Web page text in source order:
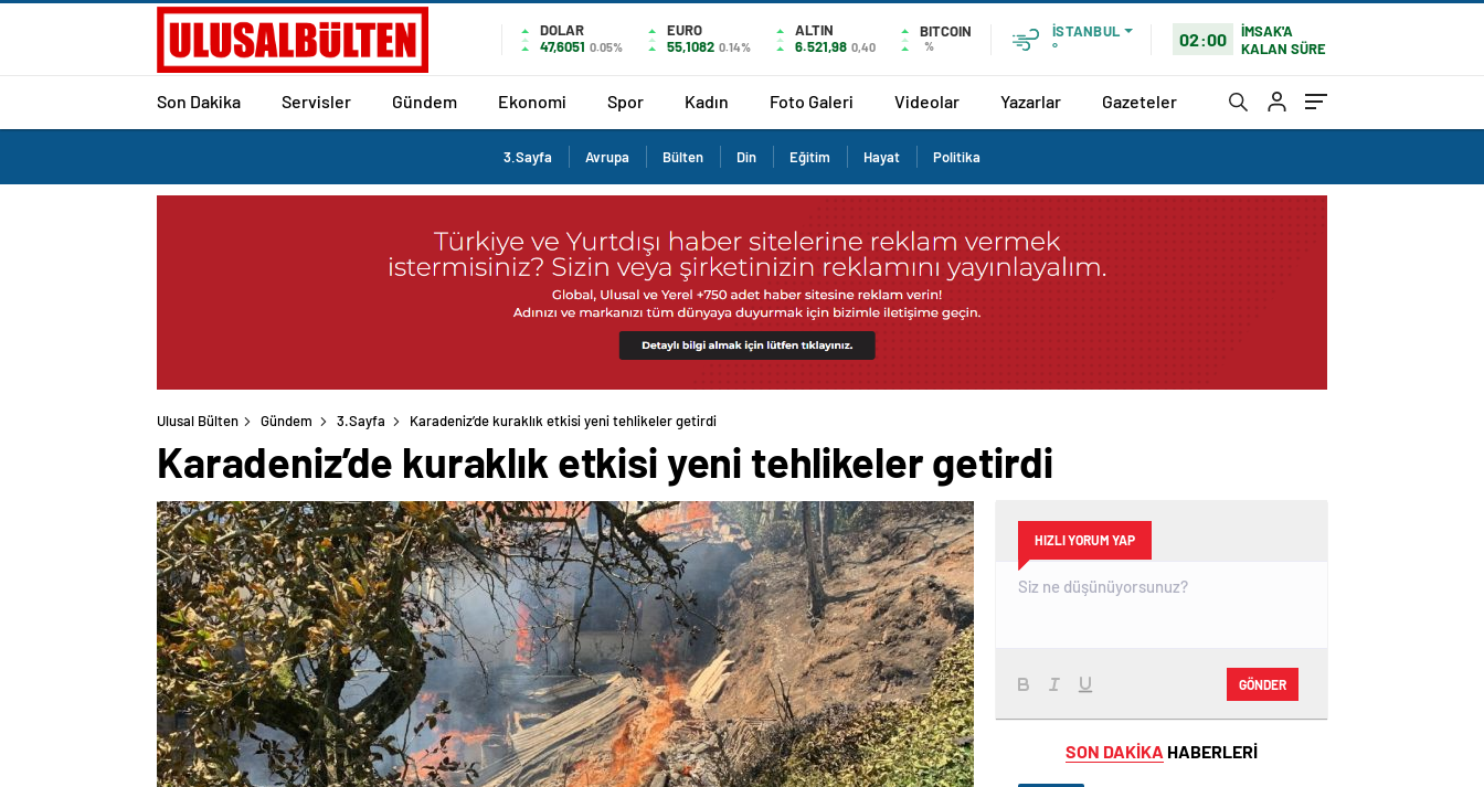
DOLAR
47,6051 0.05%
EURO
55,1082 0.14%
ALTIN
6.521,98 0,40
BITCOIN
%
İSTANBUL
°
02:00
İMSAK'A
KALAN SÜRE
Son Dakika Servisler Gündem Ekonomi Spor Kadın Foto Galeri Videolar Yazarlar Gazeteler
3.Sayfa Avrupa Bülten Din Eğitim Hayat Politika
Ulusal Bülten Gündem 3.Sayfa Karadeniz’de kuraklık etkisi yeni tehlikeler getirdi
Karadeniz’de kuraklık etkisi yeni tehlikeler getirdi
HIZLI YORUM YAP
GÖNDER
SON DAKİKA HABERLERİ